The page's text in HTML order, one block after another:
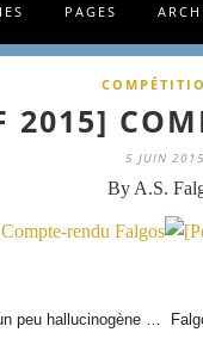
PAGES
2015]
5 JUIN 2015
By A.S.
hallucinogène …